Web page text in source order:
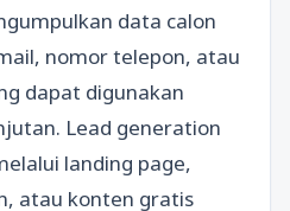
data calon
nomor telepon, atau
dapat digunakan
Lead generation
landing page,
atau konten gratis